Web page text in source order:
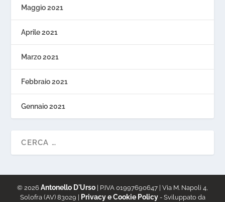
Maggio 2021
Aprile 2021
Marzo 2021
Febbraio 2021
Gennaio 2021
© 2026 Antonello D'Urso | P.IVA 01997690647 | Via M. Napoli 4,
Solofra (AV) 83029 |
Privacy e Cookie Policy- Sviluppato da